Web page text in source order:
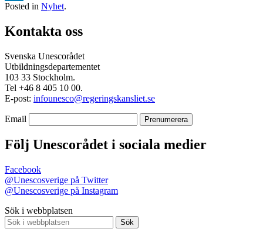
LinkedIn
Posted in Nyhet.
Kontakta oss
Svenska Unescorådet
Utbildningsdepartementet
103 33 Stockholm.
Tel +46 8 405 10 00.
E-post: infounesco@regeringskansliet.se
Email
Följ Unescorådet i sociala medier
Facebook
@Unescosverige på Twitter
@Unescosverige på Instagram
Sök i webbplatsen
Sök